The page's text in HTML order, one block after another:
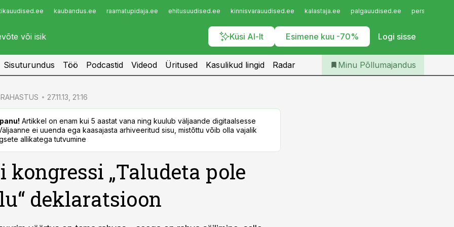
kaubandus.ee raamatupidaja.ee ehitusuudised.ee kinnisvarauudised.ee kalastaja.ee palgauudised.ee
Küsi AI-lt Esimene kuu -70% Logi sisse
Infopank
Iseteenindus
Telli Põllumajandus
Sisuturundus Töö Podcastid Videod Üritused Kasulikud lingid Radar Minu Põllumajandus
27.11.13, 21:16
Artikkel on enam kui 5 aastat vana ning kuulub väljaande digitaalsesse
ei uuenda ega kaasajasta arhiveeritud sisu, mistõttu võib olla vajalik
allikatega tutvumine
kongressi „Taludeta pole
deklaratsioon